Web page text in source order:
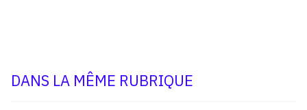
DANS LA MÊME RUBRIQUE